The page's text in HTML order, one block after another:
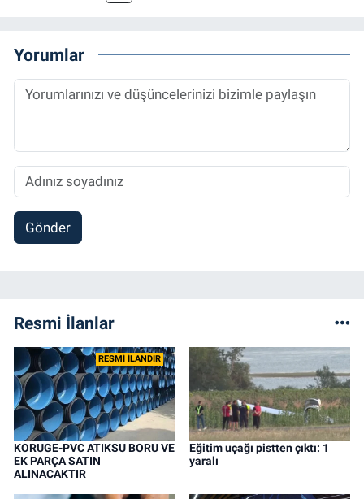
Sorumlu Haber Editörü' olarak devam
etmektedir.
Yorumlar
Gönder
Resmi İlanlar
RESMİ İLANDIR
KORUGE-PVC ATIKSU BORU VE
EK PARÇA SATIN
ALINACAKTIR
Eğitim uçağı pistten çıktı: 1
yaralı